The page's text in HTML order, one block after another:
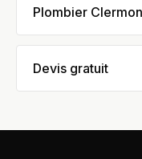
Plombier
Devis gratuit